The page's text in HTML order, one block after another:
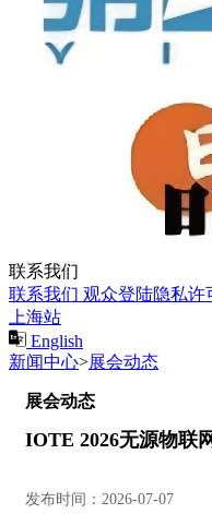
联系我们
联系我们 观众登陆隐私许
上海站
English
新闻中心>展会动态
展会动态
IOTE 2026无源物联
发布时间：2026-07-07